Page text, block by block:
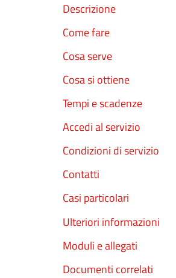
Descrizione
Come fare
Cosa serve
Cosa si ottiene
Tempi e scadenze
Accedi al servizio
Condizioni di servizio
Contatti
Casi particolari
Ulteriori informazioni
Moduli e allegati
Documenti correlati